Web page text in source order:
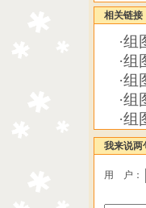
相关链接
·组
·组
·组
·组
·组
我来说两
用 户：